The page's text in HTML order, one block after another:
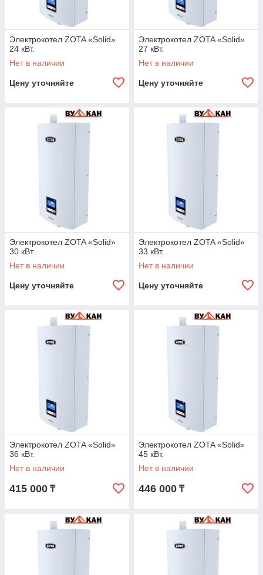
Электрокотел ZOTA «Solid»
24 кВт.
Нет в наличии
Цену уточняйте
Электрокотел ZOTA «Solid»
27 кВт.
Нет в наличии
Цену уточняйте
Электрокотел ZOTA «Solid»
30 кВт.
Нет в наличии
Цену уточняйте
Электрокотел ZOTA «Solid»
33 кВт.
Нет в наличии
Цену уточняйте
Электрокотел ZOTA «Solid»
36 кВт.
Нет в наличии
415 000 ₸
Электрокотел ZOTA «Solid»
45 кВт.
Нет в наличии
446 000 ₸